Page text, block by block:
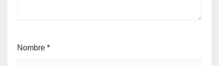
Nombre *